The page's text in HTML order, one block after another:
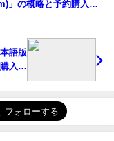
」の概略と予約購入可
語版
入可